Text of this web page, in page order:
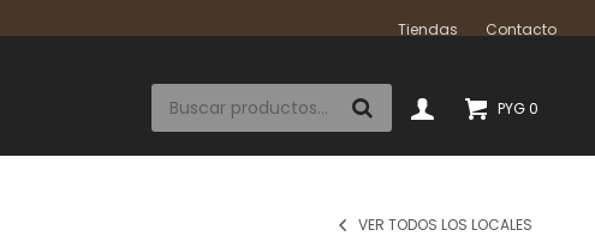
PYG0
Tiendas Contacto
VER TODOS LOS LOCALES